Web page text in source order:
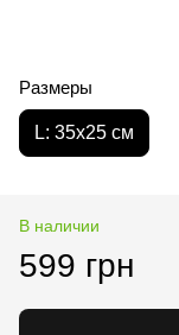
Размеры
L: 35х25 см
В наличии
599 грн